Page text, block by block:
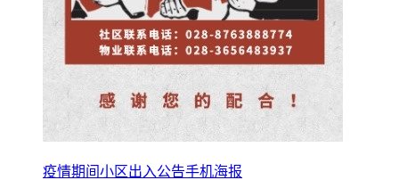
疫情期间小区出入公告手机海报